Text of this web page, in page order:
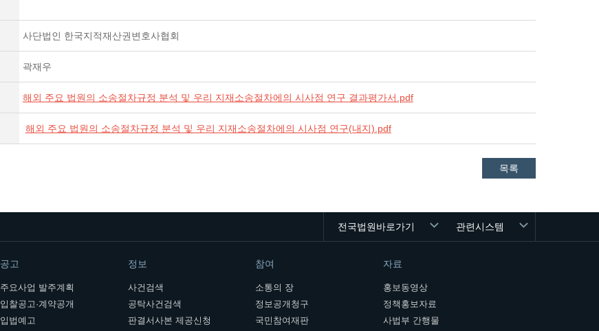
사단법인 한국지적재산권변호사협회
곽재우
해외 주요 법원의 소송절차규정 분석 및 우리 지재소송절차에의 시사점 연구 결과평가서.pdf
해외 주요 법원의 소송절차규정 분석 및 우리 지재소송절차에의 시사점 연구(내지).pdf
목록
전국법원바로가기 관련시스템
공고
주요사업 발주계획
입찰공고·계약공개
입법예고
정보
사건검색
공탁사건검색
판결서사본 제공신청
참여
소통의 장
정보공개청구
국민참여재판
자료
홍보동영상
정책홍보자료
사법부 간행물